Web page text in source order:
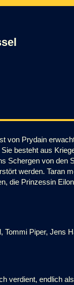
von Prydain
besteht aus
Schergen von
werden. Taran
die Prinzessin
Tommi Piper, Jens
verdient, endlich